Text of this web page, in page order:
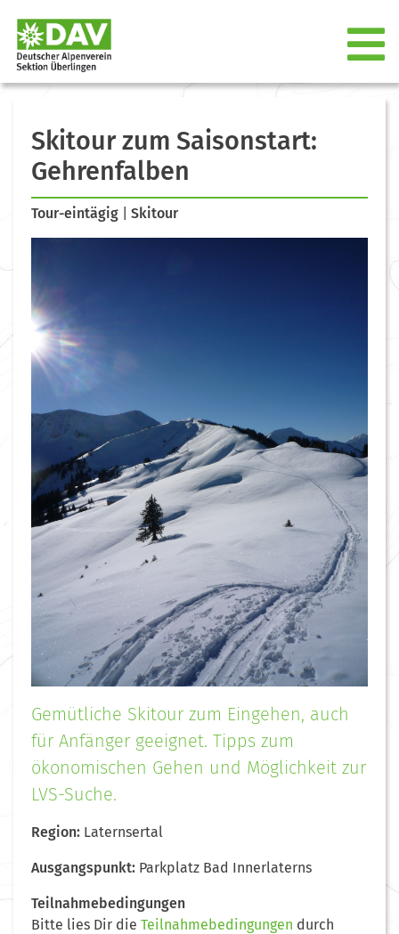
Skitour zum Saisonstart:
Gehrenfalben
Tour-eintägig Skitour
Gemütliche Skitour zum Eingehen, auch
für Anfänger geeignet. Tipps zum
ökonomischen Gehen und Möglichkeit zur
LVS-Suche.
Region: Laternsertal
Ausgangspunkt: Parkplatz Bad Innerlaterns
Teilnahmebedingungen
Bitte lies Dir die Teilnahmebedingungen durch